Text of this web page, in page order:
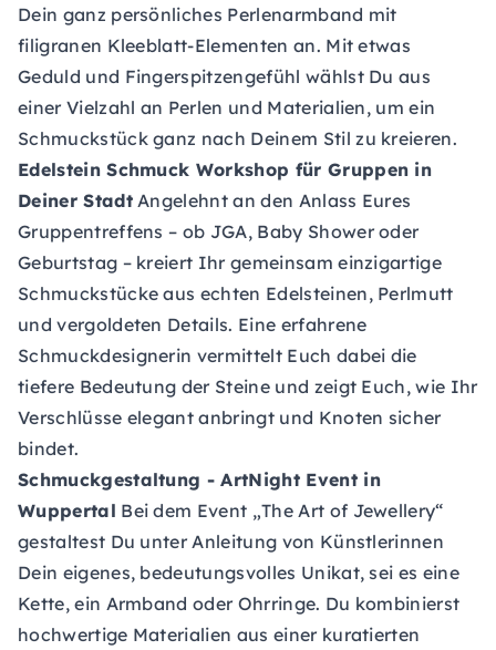
Dein ganz persönliches Perlenarmband mit
filigranen Kleeblatt-Elementen an. Mit etwas
Geduld und Fingerspitzengefühl wählst Du aus
einer Vielzahl an Perlen und Materialien, um ein
Schmuckstück ganz nach Deinem Stil zu kreieren.
Edelstein Schmuck Workshop für Gruppen in
Deiner StadtAngelehnt an den Anlass Eures
Gruppentreffens – ob JGA, Baby Shower oder
Geburtstag – kreiert Ihr gemeinsam einzigartige
Schmuckstücke aus echten Edelsteinen, Perlmutt
und vergoldeten Details. Eine erfahrene
Schmuckdesignerin vermittelt Euch dabei die
tiefere Bedeutung der Steine und zeigt Euch, wie Ihr
Verschlüsse elegant anbringt und Knoten sicher
bindet.
Schmuckgestaltung - ArtNight Eventin
Wuppertal Bei dem Event „The Art of Jewellery“
gestaltest Du unter Anleitung von Künstlerinnen
Dein eigenes, bedeutungsvolles Unikat, sei es eine
Kette, ein Armband oder Ohrringe. Du kombinierst
hochwertige Materialien aus einer kuratierten